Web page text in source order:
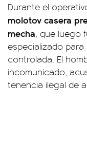
Durante el
molotov casera
mecha, que luego
especializado
controlada. El
incomunicado,
tenencia ilegal de